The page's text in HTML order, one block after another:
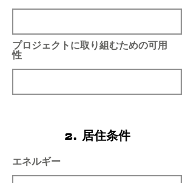
プロジェクトに取り組むための可用
性
2. 居住条件
エネルギー